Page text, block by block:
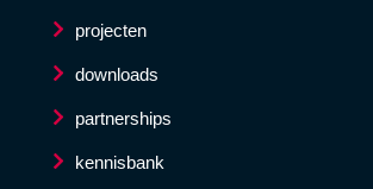
projecten
downloads
partnerships
kennisbank